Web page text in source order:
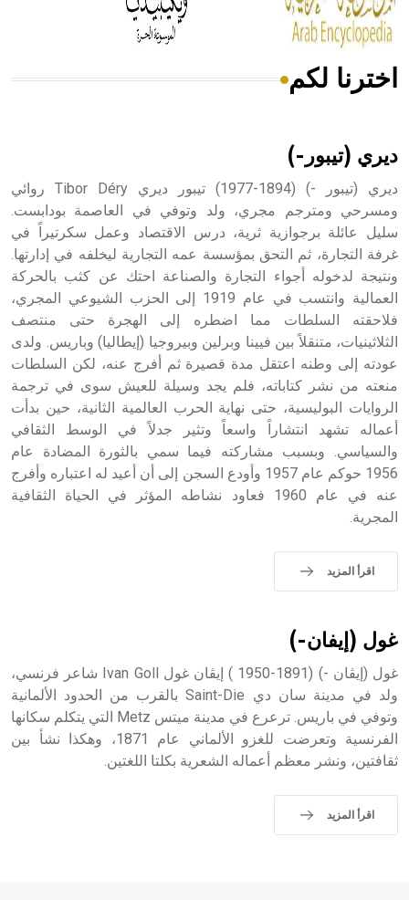
هل تعلم أن الأبسيد كلمة فرنسية اللفظ تم اعتمادها مصطلحاً
- هل تعلم أن أبجر Abgar اسم معروف جيداً يعود إلى عدد من
الملوك الذين حكموا مدينة إديسا (الرها) من أبجر الأول وحتى
التاسع، وهم ينتسبون إلى أسرة أوسروين
- هل تعلم أن الأبجدية الكنعانية تتألف من /22/ علامة كتابية
sign تكتب منفصلة غير متصلة، وتعتمد المبدأ الأكوروفوني،
حيث تقتصر القيمة الصوتية للعلامة الك
اخترنا لكم
ديري (تيبور-)
ديري (تيبور -) (1894-1977) تيبور ديري Tibor Déry روائي
ومسرحي ومترجم مجري، ولد وتوفي في العاصمة بودابست.
سليل عائلة برجوازية ثرية، درس الاقتصاد وعمل سكرتيراً في
غرفة التجارة، ثم التحق بمؤسسة عمه التجارية ليخلفه في إدارتها.
ونتيجة لدخوله أجواء التجارة والصناعة احتك عن كثب بالحركة
العمالية وانتسب في عام 1919 إلى الحزب الشيوعي المجري،
فلاحقته السلطات مما اضطره إلى الهجرة حتى منتصف
الثلاثينيات، متنقلاً بين فيينا وبرلين وبيروجيا (إيطاليا) وباريس. ولدى
عودته إلى وطنه اعتقل مدة قصيرة ثم أفرج عنه، لكن السلطات
منعته من نشر كتاباته، فلم يجد وسيلة للعيش سوى في ترجمة
الروايات البوليسية، حتى نهاية الحرب العالمية الثانية، حين بدأت
أعماله تشهد انتشاراً واسعاً وتثير جدلاً في الوسط الثقافي
والسياسي. وبسبب مشاركته فيما سمي بالثورة المضادة عام
1956 حوكم عام 1957 وأودع السجن إلى أن أعيد له اعتباره وأفرج
عنه في عام 1960 فعاود نشاطه المؤثر في الحياة الثقافية
المجرية.
اقرأ المزيد
غول (إيفان-)
غول (إيڤان -) (1891-1950 ) إيڤان غول Ivan Goll شاعر فرنسي،
ولد في مدينة سان دي Saint-Die بالقرب من الحدود الألمانية
وتوفي في باريس. ترعرع في مدينة ميتس Metz التي يتكلم سكانها
الفرنسية وتعرضت للغزو الألماني عام 1871، وهكذا نشأ بين
ثقافتين، ونشر معظم أعماله الشعرية بكلتا اللغتين.
اقرأ المزيد